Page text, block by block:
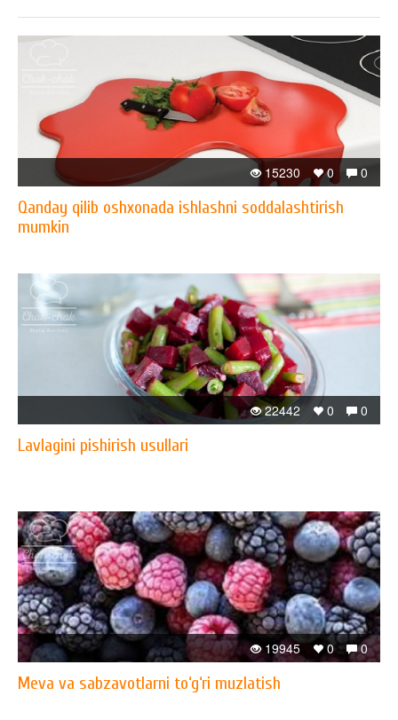
0
0
15230
Qanday qilib oshxonada ishlashni soddalashtirish
mumkin
0
0
22442
Lavlagini pishirish usullari
0
0
19945
Meva va sabzavotlarni to‘g‘ri muzlatish